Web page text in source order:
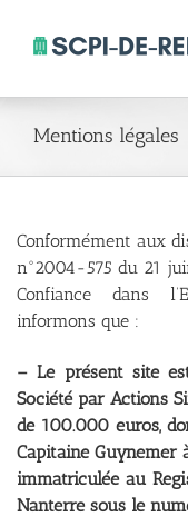
Mentions légales
Conformément aux
n°2004-575 du 21
Confiance dans
informons que :
– Le présent site
Société par Actions
de 100.000 euros,
Capitaine Guynemer
immatriculée au
Nanterre sous le